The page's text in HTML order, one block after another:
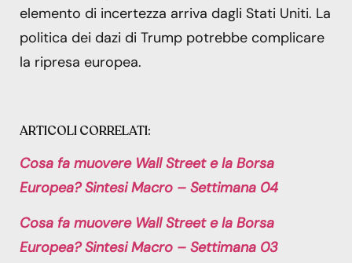
elemento di incertezza arriva dagli Stati Uniti. La
politica dei dazi di Trump potrebbe complicare
la ripresa europea.
ARTICOLI CORRELATI:
Cosa fa muovere Wall Street e la Borsa
Europea? Sintesi Macro – Settimana 04
Cosa fa muovere Wall Street e la Borsa
Europea? Sintesi Macro – Settimana 03